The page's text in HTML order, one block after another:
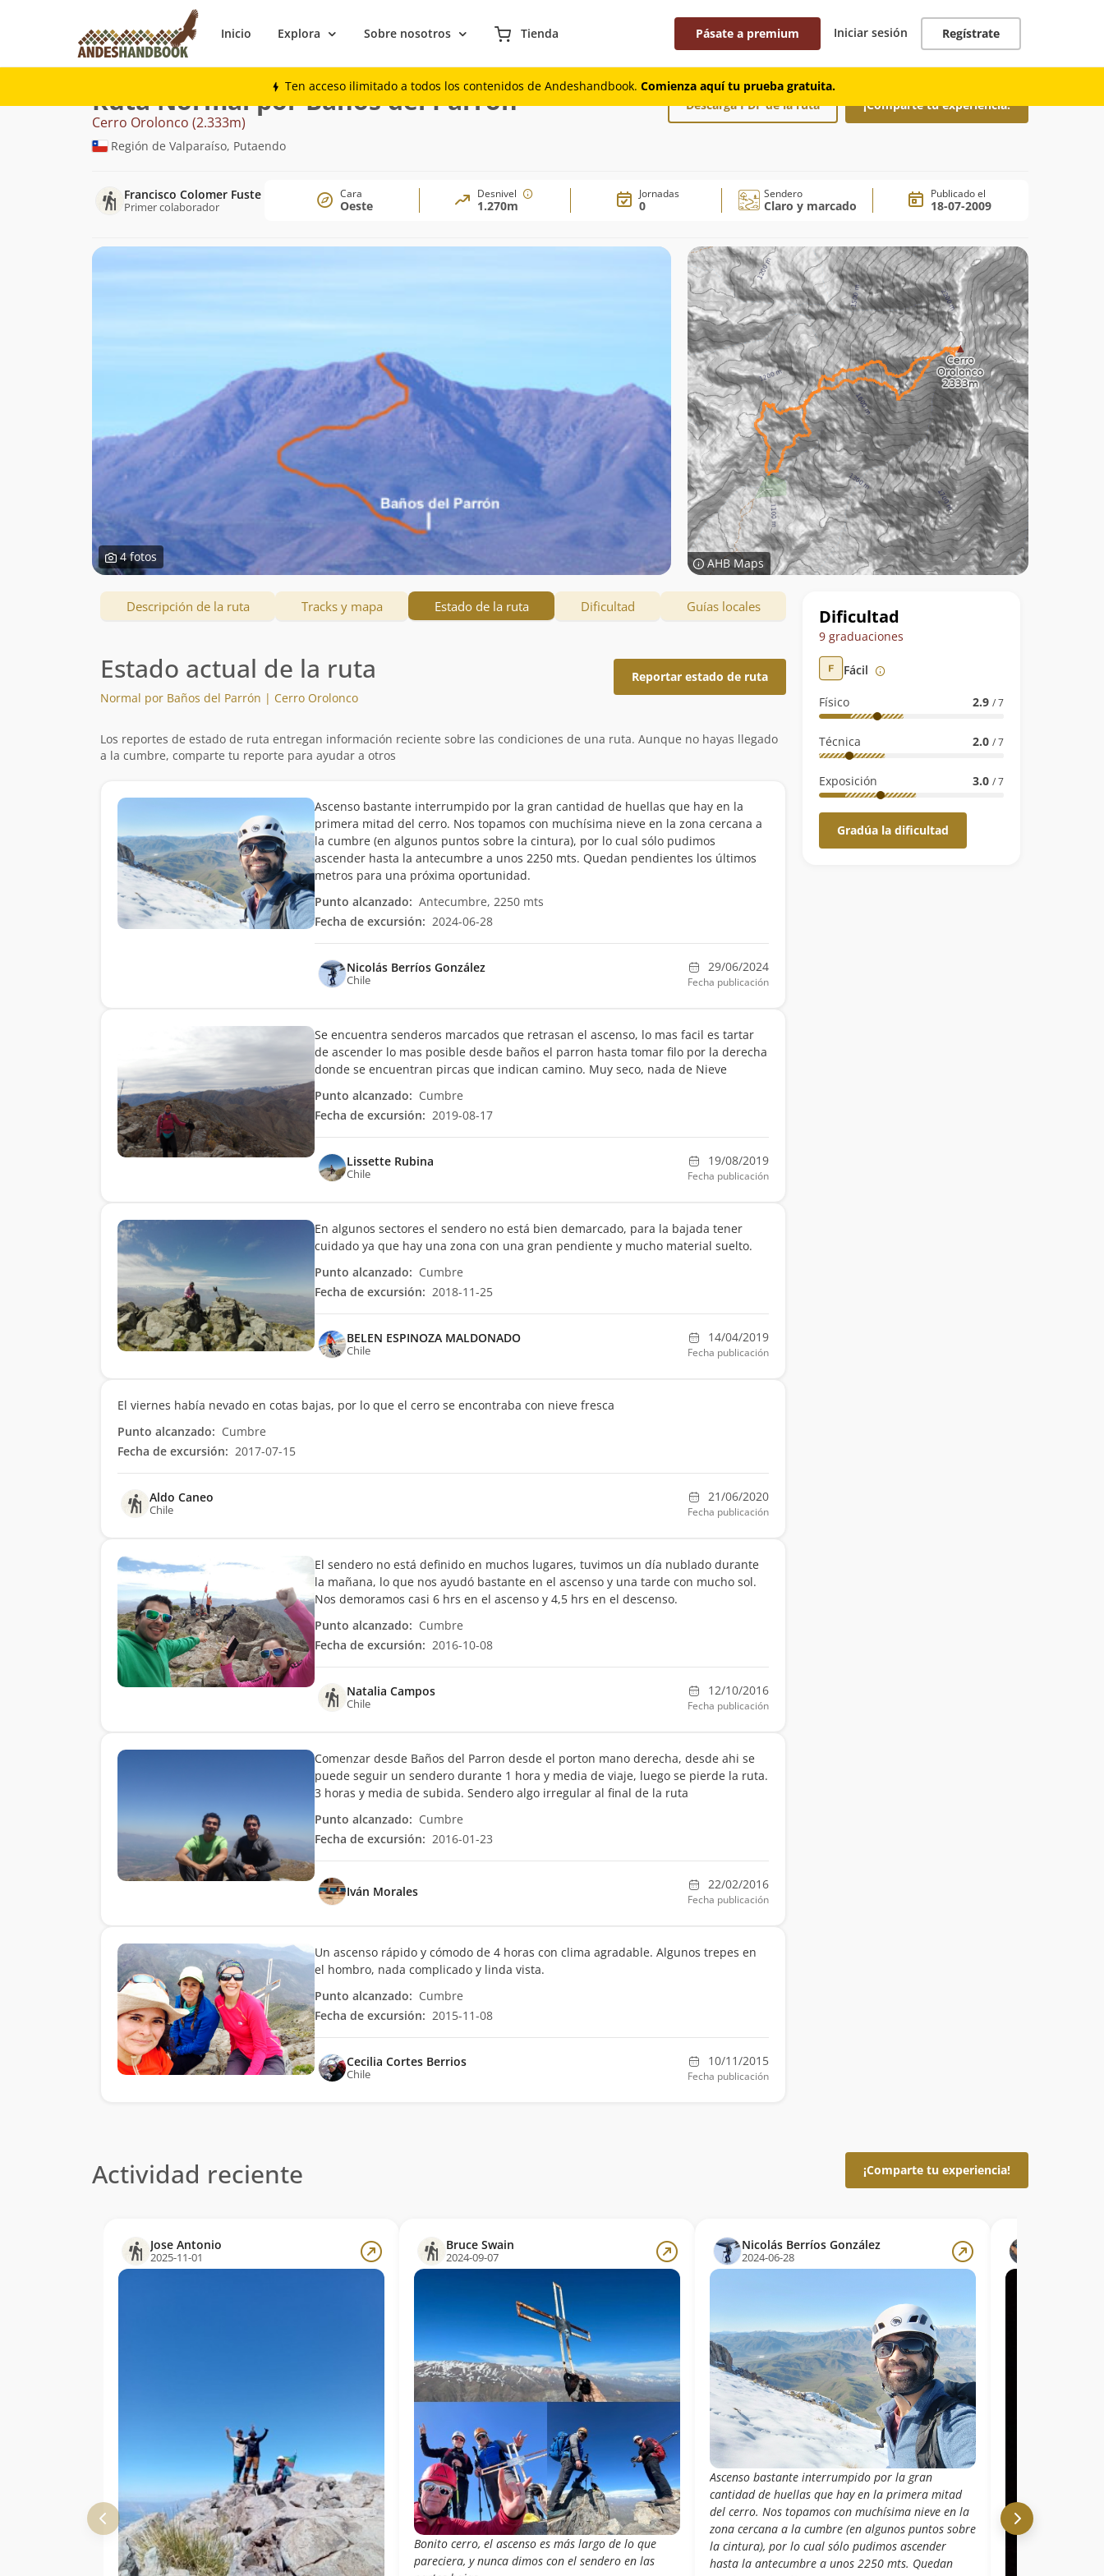
Inicio Explora Sobre nosotros Tienda Pásate a premium Iniciar sesión Regístrate
Ten acceso ilimitado a todos los contenidos de Andeshandbook. Comienza aquí tu prueba gratuita.
Montaña
Ruta Normal por Baños del Parrón
Cerro Orolonco (2.333m)
Región de Valparaíso, Putaendo
Descarga PDF de la ruta ¡Comparte tu experiencia!
Francisco Colomer Fuste
Primer colaborador
Cara
Oeste
Desnivel
1.270m
Jornadas
0
Sendero
Claro y marcado
Publicado el
18-07-2009
4 fotos AHB Maps
Datos
de
la
ruta
Dificultad
9 graduaciones
Fácil
Físico 2.9 / 7
Técnica 2.0 / 7
Exposición 3.0 / 7
Gradúa la dificultad
Descripción de la ruta Tracks y mapa Estado de la ruta Dificultad Guías locales
Estado actual de la ruta
Normal por Baños del Parrón | Cerro Orolonco
Reportar estado de ruta
Los reportes de estado de ruta entregan información reciente sobre las condiciones de una ruta. Aunque no hayas llegado
a la cumbre, comparte tu reporte para ayudar a otros
Ascenso bastante interrumpido por la gran cantidad de huellas que hay en la
primera mitad del cerro. Nos topamos con muchísima nieve en la zona cercana a
la cumbre (en algunos puntos sobre la cintura), por lo cual sólo pudimos
ascender hasta la antecumbre a unos 2250 mts. Quedan pendientes los últimos
metros para una próxima oportunidad.
Punto alcanzado: Antecumbre, 2250 mts
Fecha de excursión: 2024-06-28
Nicolás Berríos González
Chile
29/06/2024
Fecha publicación
Se encuentra senderos marcados que retrasan el ascenso, lo mas facil es tartar
de ascender lo mas posible desde baños el parron hasta tomar filo por la derecha
donde se encuentran pircas que indican camino. Muy seco, nada de Nieve
Punto alcanzado: Cumbre
Fecha de excursión: 2019-08-17
Lissette Rubina
Chile
19/08/2019
Fecha publicación
En algunos sectores el sendero no está bien demarcado, para la bajada tener
cuidado ya que hay una zona con una gran pendiente y mucho material suelto.
Punto alcanzado: Cumbre
Fecha de excursión: 2018-11-25
BELEN ESPINOZA MALDONADO
Chile
14/04/2019
Fecha publicación
El viernes había nevado en cotas bajas, por lo que el cerro se encontraba con nieve fresca
Punto alcanzado: Cumbre
Fecha de excursión: 2017-07-15
Aldo Caneo
Chile
21/06/2020
Fecha publicación
El sendero no está definido en muchos lugares, tuvimos un día nublado durante
la mañana, lo que nos ayudó bastante en el ascenso y una tarde con mucho sol.
Nos demoramos casi 6 hrs en el ascenso y 4,5 hrs en el descenso.
Punto alcanzado: Cumbre
Fecha de excursión: 2016-10-08
Natalia Campos
Chile
12/10/2016
Fecha publicación
Comenzar desde Baños del Parron desde el porton mano derecha, desde ahi se
puede seguir un sendero durante 1 hora y media de viaje, luego se pierde la ruta.
3 horas y media de subida. Sendero algo irregular al final de la ruta
Punto alcanzado: Cumbre
Fecha de excursión: 2016-01-23
Iván Morales 22/02/2016
Fecha publicación
Un ascenso rápido y cómodo de 4 horas con clima agradable. Algunos trepes en
el hombro, nada complicado y linda vista.
Punto alcanzado: Cumbre
Fecha de excursión: 2015-11-08
Cecilia Cortes Berrios
Chile
10/11/2015
Fecha publicación
Actividad reciente ¡Comparte tu experiencia!
Jose Antonio
2025-11-01
Bruce Swain
2024-09-07
Bonito cerro, el ascenso es más largo de lo que
pareciera, y nunca dimos con el sendero en las
Nicolás Berríos González
2024-06-28
Ascenso bastante interrumpido por la gran
cantidad de huellas que hay en la primera mitad
del cerro. Nos topamos con muchísima nieve en la
zona cercana a la cumbre (en algunos puntos sobre
la cintura), por lo cual sólo pudimos ascender
hasta la antecumbre a unos 2250 mts. Quedan